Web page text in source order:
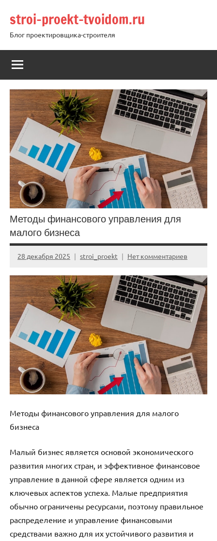
содержимому
stroi-proekt-tvoidom.ru
Блог проектировщика-строителя
Методы финансового управления для
малого бизнеса
28 декабря 2025 stroi_proekt Нет комментариев
Методы финансового управления для малого
бизнеса
Малый бизнес является основой экономического
развития многих стран, и эффективное финансовое
управление в данной сфере является одним из
ключевых аспектов успеха. Малые предприятия
обычно ограничены ресурсами, поэтому правильное
распределение и управление финансовыми
средствами важно для их устойчивого развития и